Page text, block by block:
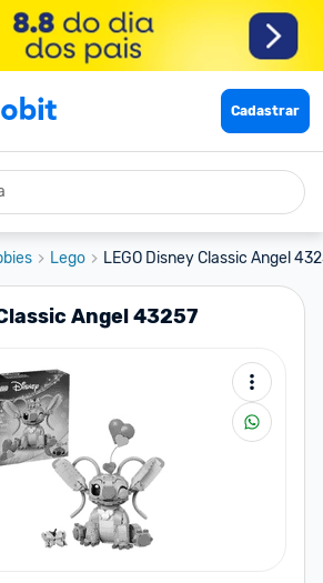
Cadastrar
Lego LEGO Disney Classic Angel
Angel 43257